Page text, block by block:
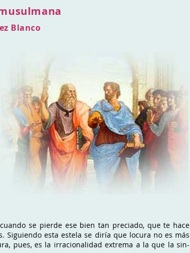
Blanco
se pierde ese bien tan preciado, que te hace
Siguiendo esta estela se diría que locura no es más
pues, es la irracionalidad extrema a la que la sin-